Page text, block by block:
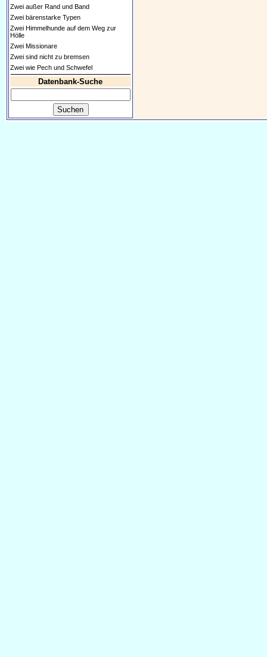
Zwei außer Rand und Band
Zwei bärenstarke Typen
Zwei Himmelhunde auf dem Weg zur
Hölle
Zwei Missionare
Zwei sind nicht zu bremsen
Zwei wie Pech und Schwefel
Datenbank-Suche